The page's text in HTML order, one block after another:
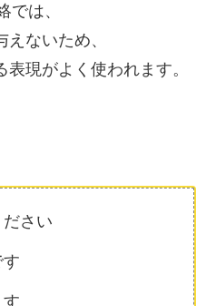
では、
ないため、
現がよく使われます。
さい